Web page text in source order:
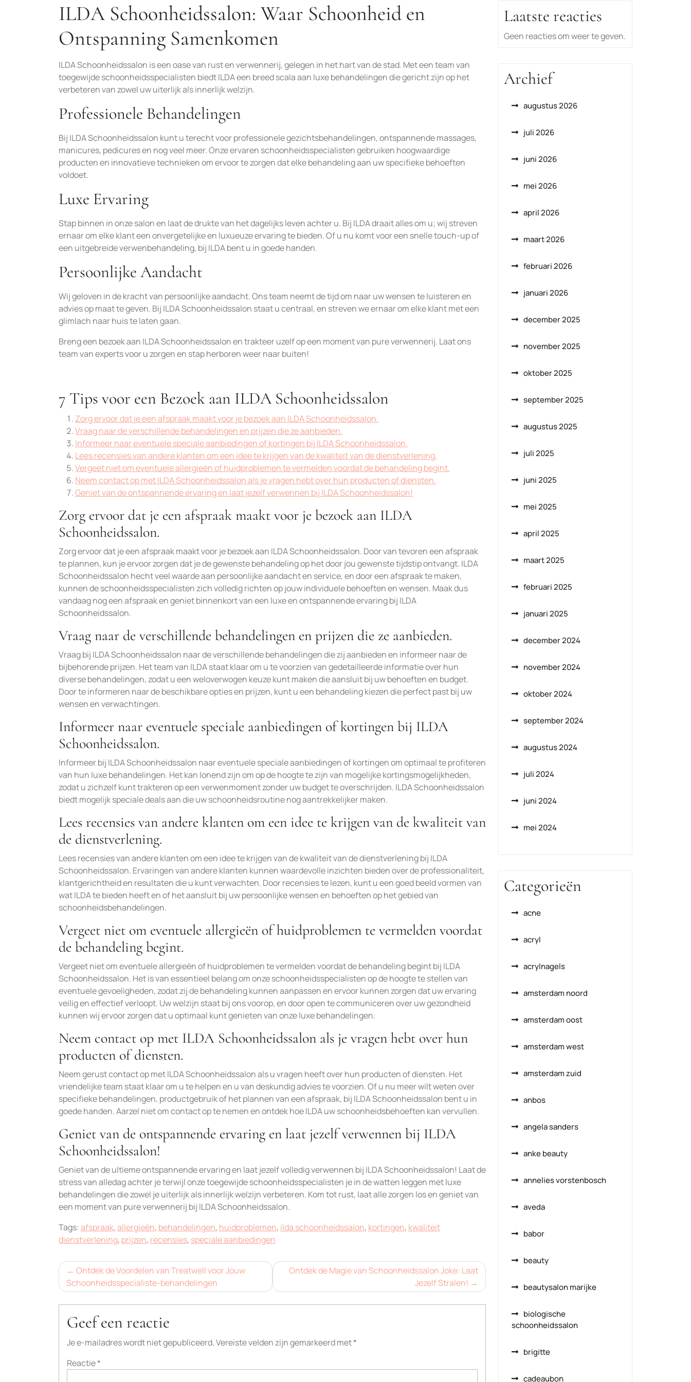
ILDA Schoonheidssalon: Waar Schoonheid en
Ontspanning Samenkomen
ILDA Schoonheidssalon is een oase van rust en verwennerij, gelegen in het hart van de stad. Met een team van
toegewijde schoonheidsspecialisten biedt ILDA een breed scala aan luxe behandelingen die gericht zijn op het
verbeteren van zowel uw uiterlijk als innerlijk welzijn.
Professionele Behandelingen
Bij ILDA Schoonheidssalon kunt u terecht voor professionele gezichtsbehandelingen, ontspannende massages,
manicures, pedicures en nog veel meer. Onze ervaren schoonheidsspecialisten gebruiken hoogwaardige
producten en innovatieve technieken om ervoor te zorgen dat elke behandeling aan uw specifieke behoeften
voldoet.
Luxe Ervaring
Stap binnen in onze salon en laat de drukte van het dagelijks leven achter u. Bij ILDA draait alles om u; wij streven
ernaar om elke klant een onvergetelijke en luxueuze ervaring te bieden. Of u nu komt voor een snelle touch-up of
een uitgebreide verwenbehandeling, bij ILDA bent u in goede handen.
Persoonlijke Aandacht
Wij geloven in de kracht van persoonlijke aandacht. Ons team neemt de tijd om naar uw wensen te luisteren en
advies op maat te geven. Bij ILDA Schoonheidssalon staat u centraal, en streven we ernaar om elke klant met een
glimlach naar huis te laten gaan.
Breng een bezoek aan ILDA Schoonheidssalon en trakteer uzelf op een moment van pure verwennerij. Laat ons
team van experts voor u zorgen en stap herboren weer naar buiten!
7 Tips voor een Bezoek aan ILDA Schoonheidssalon
Zorg ervoor dat je een afspraak maakt voor je bezoek aan ILDA Schoonheidssalon.
Vraag naar de verschillende behandelingen en prijzen die ze aanbieden.
Informeer naar eventuele speciale aanbiedingen of kortingen bij ILDA Schoonheidssalon.
Lees recensies van andere klanten om een idee te krijgen van de kwaliteit van de dienstverlening.
Vergeet niet om eventuele allergieën of huidproblemen te vermelden voordat de behandeling begint.
Neem contact op met ILDA Schoonheidssalon als je vragen hebt over hun producten of diensten.
Geniet van de ontspannende ervaring en laat jezelf verwennen bij ILDA Schoonheidssalon!
Zorg ervoor dat je een afspraak maakt voor je bezoek aan ILDA
Schoonheidssalon.
Zorg ervoor dat je een afspraak maakt voor je bezoek aan ILDA Schoonheidssalon. Door van tevoren een afspraak
te plannen, kun je ervoor zorgen dat je de gewenste behandeling op het door jou gewenste tijdstip ontvangt. ILDA
Schoonheidssalon hecht veel waarde aan persoonlijke aandacht en service, en door een afspraak te maken,
kunnen de schoonheidsspecialisten zich volledig richten op jouw individuele behoeften en wensen. Maak dus
vandaag nog een afspraak en geniet binnenkort van een luxe en ontspannende ervaring bij ILDA
Schoonheidssalon.
Vraag naar de verschillende behandelingen en prijzen die ze aanbieden.
Vraag bij ILDA Schoonheidssalon naar de verschillende behandelingen die zij aanbieden en informeer naar de
bijbehorende prijzen. Het team van ILDA staat klaar om u te voorzien van gedetailleerde informatie over hun
diverse behandelingen, zodat u een weloverwogen keuze kunt maken die aansluit bij uw behoeften en budget.
Door te informeren naar de beschikbare opties en prijzen, kunt u een behandeling kiezen die perfect past bij uw
wensen en verwachtingen.
Informeer naar eventuele speciale aanbiedingen of kortingen bij ILDA
Schoonheidssalon.
Informeer bij ILDA Schoonheidssalon naar eventuele speciale aanbiedingen of kortingen om optimaal te profiteren
van hun luxe behandelingen. Het kan lonend zijn om op de hoogte te zijn van mogelijke kortingsmogelijkheden,
zodat u zichzelf kunt trakteren op een verwenmoment zonder uw budget te overschrijden. ILDA Schoonheidssalon
biedt mogelijk speciale deals aan die uw schoonheidsroutine nog aantrekkelijker maken.
Lees recensies van andere klanten om een idee te krijgen van de kwaliteit van
de dienstverlening.
Lees recensies van andere klanten om een idee te krijgen van de kwaliteit van de dienstverlening bij ILDA
Schoonheidssalon. Ervaringen van andere klanten kunnen waardevolle inzichten bieden over de professionaliteit,
klantgerichtheid en resultaten die u kunt verwachten. Door recensies te lezen, kunt u een goed beeld vormen van
wat ILDA te bieden heeft en of het aansluit bij uw persoonlijke wensen en behoeften op het gebied van
schoonheidsbehandelingen.
Vergeet niet om eventuele allergieën of huidproblemen te vermelden voordat
de behandeling begint.
Vergeet niet om eventuele allergieën of huidproblemen te vermelden voordat de behandeling begint bij ILDA
Schoonheidssalon. Het is van essentieel belang om onze schoonheidsspecialisten op de hoogte te stellen van
eventuele gevoeligheden, zodat zij de behandeling kunnen aanpassen en ervoor kunnen zorgen dat uw ervaring
veilig en effectief verloopt. Uw welzijn staat bij ons voorop, en door open te communiceren over uw gezondheid
kunnen wij ervoor zorgen dat u optimaal kunt genieten van onze luxe behandelingen.
Neem contact op met ILDA Schoonheidssalon als je vragen hebt over hun
producten of diensten.
Neem gerust contact op met ILDA Schoonheidssalon als u vragen heeft over hun producten of diensten. Het
vriendelijke team staat klaar om u te helpen en u van deskundig advies te voorzien. Of u nu meer wilt weten over
specifieke behandelingen, productgebruik of het plannen van een afspraak, bij ILDA Schoonheidssalon bent u in
goede handen. Aarzel niet om contact op te nemen en ontdek hoe ILDA uw schoonheidsbehoeften kan vervullen.
Geniet van de ontspannende ervaring en laat jezelf verwennen bij ILDA
Schoonheidssalon!
Geniet van de ultieme ontspannende ervaring en laat jezelf volledig verwennen bij ILDA Schoonheidssalon! Laat de
stress van alledag achter je terwijl onze toegewijde schoonheidsspecialisten je in de watten leggen met luxe
behandelingen die zowel je uiterlijk als innerlijk welzijn verbeteren. Kom tot rust, laat alle zorgen los en geniet van
een moment van pure verwennerij bij ILDA Schoonheidssalon.
Tags: afspraak,allergieën, behandelingen, huidproblemen, ilda schoonheidssalon, kortingen, kwaliteit
dienstverlening, prijzen, recensies, speciale aanbiedingen
Bericht
navigatie
Ontdek de Voordelen van Treatwell voor Jouw
Schoonheidsspecialiste-behandelingen
Ontdek de Magie van Schoonheidssalon Joke: Laat
Jezelf Stralen!
Geef een reactie
Je e-mailadres wordt niet gepubliceerd.Vereiste velden zijn gemarkeerd met*
Reactie*
Laatste reacties
Geen reacties om weer te geven.
Archief
augustus 2026
juli 2026
juni 2026
mei 2026
april 2026
maart 2026
februari 2026
januari 2026
december 2025
november 2025
oktober 2025
september 2025
augustus 2025
juli 2025
juni 2025
mei 2025
april 2025
maart 2025
februari 2025
januari 2025
december 2024
november 2024
oktober 2024
september 2024
augustus 2024
juli 2024
juni 2024
mei 2024
Categorieën
acne
acryl
acrylnagels
amsterdam noord
amsterdam oost
amsterdam west
amsterdam zuid
anbos
angela sanders
anke beauty
annelies vorstenbosch
aveda
babor
beauty
beautysalon marijke
biologische
schoonheidssalon
brigitte
cadeaubon